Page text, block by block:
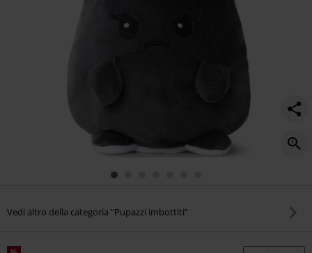
Vedi altro della categoria "Pupazzi imbottiti"